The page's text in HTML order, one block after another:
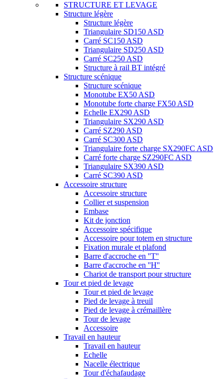
STRUCTURE ET LEVAGE
Structure légère
Structure légère
Triangulaire SD150 ASD
Carré SC150 ASD
Triangulaire SD250 ASD
Carré SC250 ASD
Structure à rail BT intégré
Structure scénique
Structure scénique
Monotube EX50 ASD
Monotube forte charge FX50 ASD
Echelle EX290 ASD
Triangulaire SX290 ASD
Carré SZ290 ASD
Carré SC300 ASD
Triangulaire forte charge SX290FC ASD
Carré forte charge SZ290FC ASD
Triangulaire SX390 ASD
Carré SC390 ASD
Accessoire structure
Accessoire structure
Collier et suspension
Embase
Kit de jonction
Accessoire spécifique
Accessoire pour totem en structure
Fixation murale et plafond
Barre d'accroche en ''T''
Barre d'accroche en ''H''
Chariot de transport pour structure
Tour et pied de levage
Tour et pied de levage
Pied de levage à treuil
Pied de levage à crémaillère
Tour de levage
Accessoire
Travail en hauteur
Travail en hauteur
Echelle
Nacelle électrique
Tour d'échafaudage